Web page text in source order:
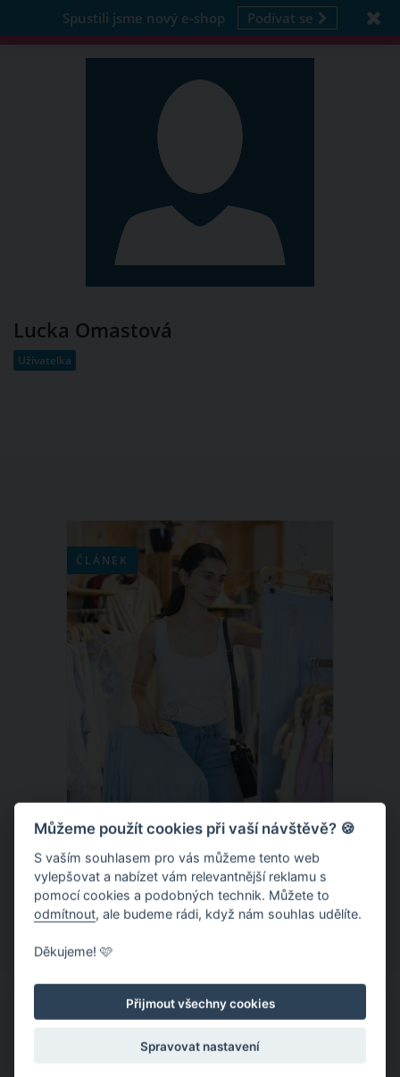
Spustili jsme nový e-shop Podívat se
Lucka Omastová
Uživatelka
ČLÁNEK
Chladivá móda do letních veder. V
těchto materiálech vám bude velmi
příjemně
Když teploty šplhají ke 30 stupňům a
výš, nezáleží pouze na tom, co si
obléknete, ale také z čeho je oblečení
pokožku dýchat a pomohou vám
zvládnout i opravdu horké dny.
CO SI PROHLÍŽEJÍ OSTATNÍ?
Můžeme použít cookies při vaší návštěvě? 🍪
S vaším souhlasem pro vás můžeme tento web
vylepšovat a nabízet vám relevantnější reklamu s
pomocí cookies a podobných technik. Můžete to
odmítnout, ale budeme rádi, když nám souhlas udělíte.
Děkujeme! 🩷
Přijmout všechny cookies
Spravovat nastavení